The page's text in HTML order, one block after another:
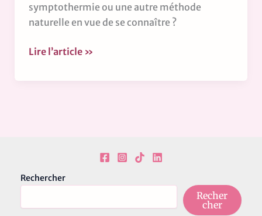
symptothermie ou une autre méthode
naturelle en vue de se connaître ?
Lire l’article »
Rechercher
Recher
cher